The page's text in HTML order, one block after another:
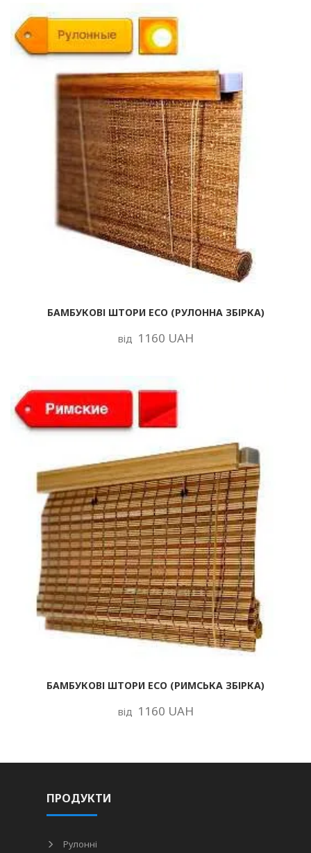
БАМБУКОВІ ШТОРИ ECO (РУЛОННА ЗБІРКА)
від 1160 UAH
БАМБУКОВІ ШТОРИ ECO (РИМСЬКА ЗБІРКА)
від 1160 UAH
ПРОДУКТИ
Рулонні